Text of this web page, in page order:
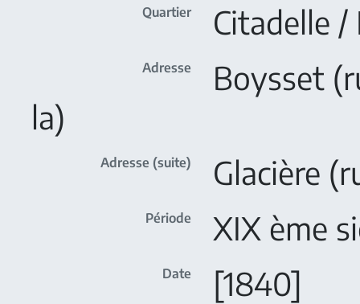
Quartier Citadelle /
Adresse
Boysset
la)
Adresse (suite) Glacière
Période XIX ème
Date [1840]